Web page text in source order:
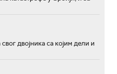
двојника са којим дели и